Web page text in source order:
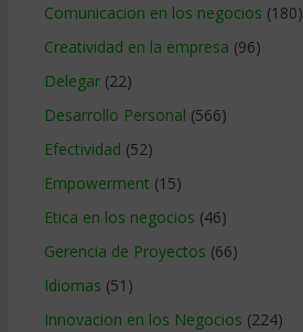
Comunicacion en los negocios (180)
Creatividad en la empresa (96)
Delegar(22)
Desarrollo Personal (566)
Efectividad (52)
Empowerment (15)
Etica en los negocios (46)
Gerencia de Proyectos (66)
Idiomas (51)
Innovacion en los Negocios (224)